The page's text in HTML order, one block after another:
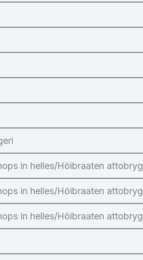
in helles/Höibraaten attobryg
in helles/Höibraaten attobryg
in helles/Höibraaten attobryg